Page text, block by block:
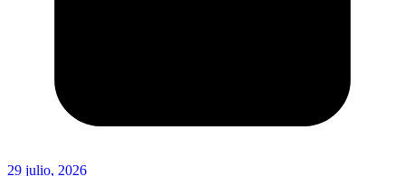
29 julio, 2026